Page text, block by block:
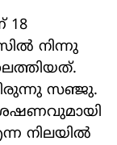
നിന്നു
സഞ്ജു.
നിലയിൽ